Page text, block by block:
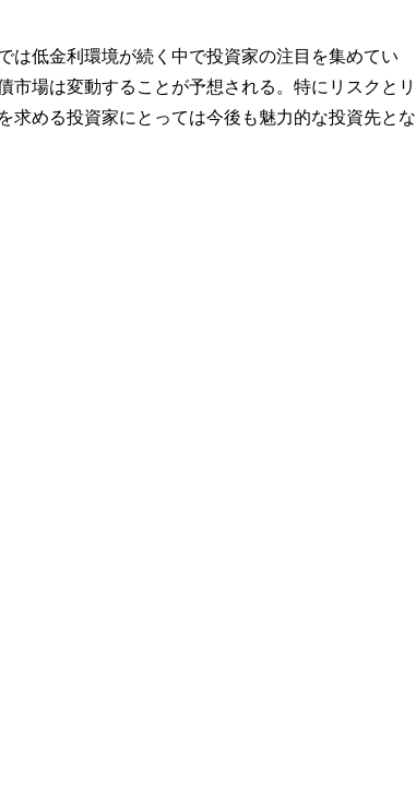
は低金利環境が続く中で投資家の注目を集めてい
場は変動することが予想される。特にリスクとリ
求める投資家にとっては今後も魅力的な投資先とな